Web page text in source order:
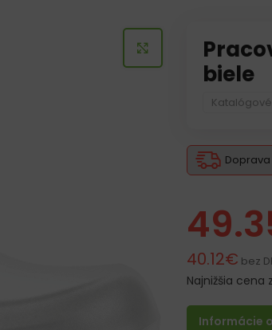
KLIKNITE PRE
biele
40.12€ bez
Najnižšia cena
Informácie